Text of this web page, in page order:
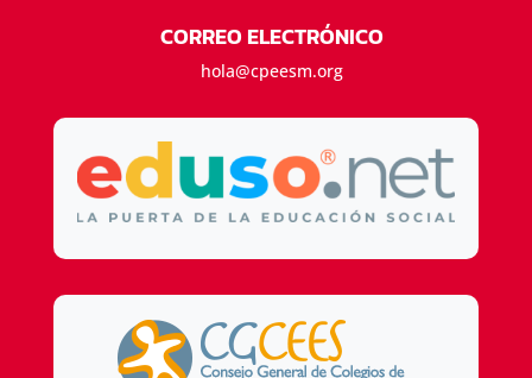
CORREO ELECTRÓNICO
hola@cpeesm.org